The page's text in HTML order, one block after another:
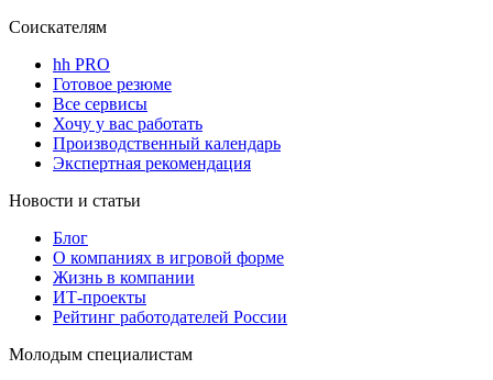
Соискателям
hh PRO
Готовое резюме
Все сервисы
Хочу у вас работать
Производственный календарь
Экспертная рекомендация
Новости и статьи
Блог
О компаниях в игровой форме
Жизнь в компании
ИТ-проекты
Рейтинг работодателей России
Молодым специалистам